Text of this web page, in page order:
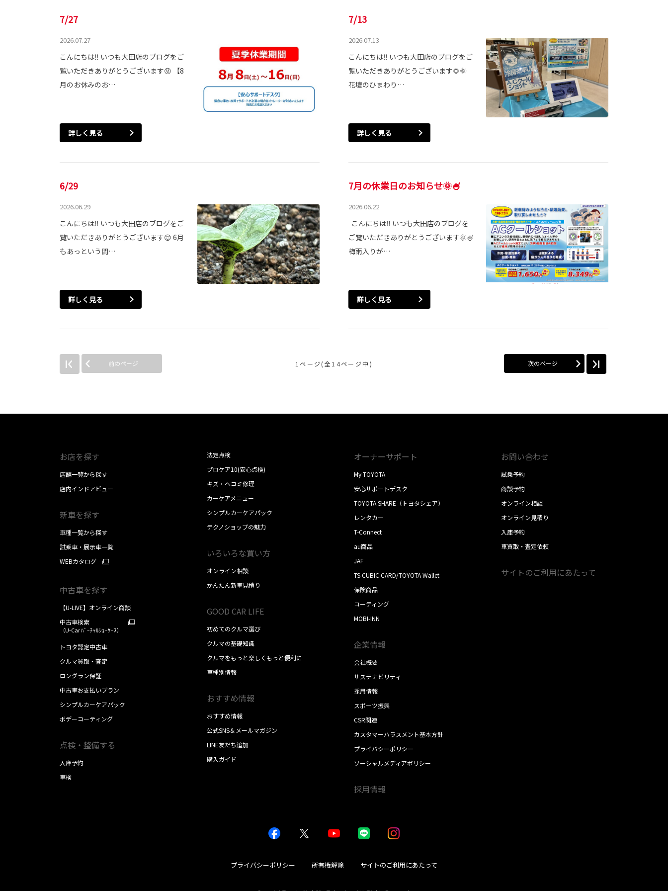
7/27
2026.07.27
こんにちは‼ いつも大田店のブログをご
覧いただきありがとうございます😝 【8
月のお休みのお…
詳しく見る
7/13
2026.07.13
こんにちは‼ いつも大田店のブログをご
覧いただきありがとうございます🌻🌞
花壇のひまわり…
詳しく見る
6/29
2026.06.29
こんにちは‼ いつも大田店のブログをご
覧いただきありがとうございます😌 6月
もあっという間…
詳しく見る
7月の休業日のお知らせ🌞🍧
2026.06.22
こんにちは‼ いつも大田店のブログを
ご覧いただきありがとうございます🌞🍧
梅雨入りが…
詳しく見る
前のページ 1ページ(全14ページ中) 次のページ
お店を探す
店舗一覧から探す
店内インドアビュー
新車を探す
車種一覧から探す
試乗車・展示車一覧
WEBカタログ
中古車を探す
【U-LIVE】オンライン商談
中古車検索
（U-Car ﾊﾞｰﾁｬﾙｼｮｰｹｰｽ）
トヨタ認定中古車
クルマ買取・査定
ロングラン保証
中古車お支払いプラン
シンプルカーケアパック
ボデーコーティング
点検・整備する
入庫予約
車検
法定点検
プロケア10(安心点検)
キズ・ヘコミ修理
カーケアメニュー
シンプルカーケアパック
テクノショップの魅力
いろいろな買い方
オンライン相談
かんたん新車見積り
GOOD CAR LIFE
初めてのクルマ選び
クルマの基礎知識
クルマをもっと楽しくもっと便利に
車種別情報
おすすめ情報
おすすめ情報
公式SNS＆メールマガジン
LINE友だち追加
購入ガイド
オーナーサポート
My TOYOTA
安心サポートデスク
TOYOTA SHARE（トヨタシェア）
レンタカー
T-Connect
au商品
JAF
TS CUBIC CARD/TOYOTA Wallet
保険商品
コーティング
MOBI-INN
企業情報
会社概要
サステナビリティ
採用情報
スポーツ振興
CSR関連
カスタマーハラスメント基本方針
プライバシーポリシー
ソーシャルメディアポリシー
採用情報
お問い合わせ
試乗予約
商談予約
オンライン相談
オンライン見積り
入庫予約
車買取・査定依頼
サイトのご利用にあたって
プライバシーポリシー 所有権解除 サイトのご利用にあたって